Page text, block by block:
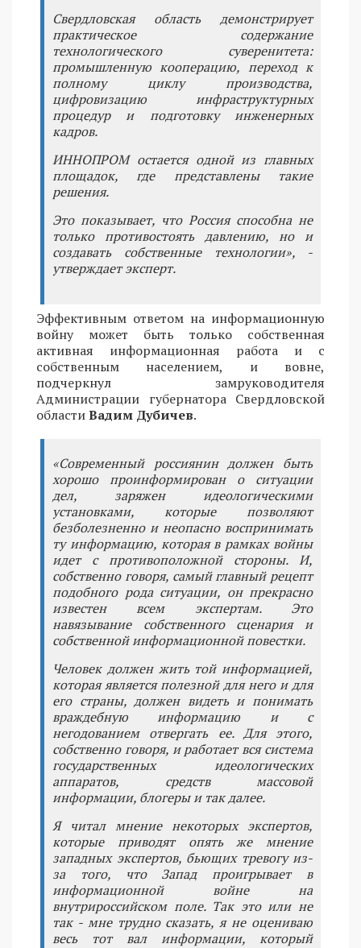
Свердловская область демонстрирует
практическое содержание
технологического суверенитета:
промышленную кооперацию, переход к
полному циклу производства,
цифровизацию инфраструктурных
процедур и подготовку инженерных
кадров.
ИННОПРОМ остается одной из главных
площадок, где представлены такие
решения.
Это показывает, что Россия способна не
только противостоять давлению, но и
создавать собственные технологии», -
утверждает эксперт.
Эффективным ответом на информационную
войну может быть только собственная
активная информационная работа и с
собственным населением, и вовне,
подчеркнул замруководителя
Администрации губернатора Свердловской
областиВадим Дубичев.
«Современный россиянин должен быть
хорошо проинформирован о ситуации
дел, заряжен идеологическими
установками, которые позволяют
безболезненно и неопасно воспринимать
ту информацию, которая в рамках войны
идет с противоположной стороны. И,
собственно говоря, самый главный рецепт
подобного рода ситуации, он прекрасно
известен всем экспертам. Это
навязывание собственного сценария и
собственной информационной повестки.
Человек должен жить той информацией,
которая является полезной для него и для
его страны, должен видеть и понимать
враждебную информацию и с
негодованием отвергать ее. Для этого,
собственно говоря, и работает вся система
государственных идеологических
аппаратов, средств массовой
информации, блогеры и так далее.
Я читал мнение некоторых экспертов,
которые приводят опять же мнение
западных экспертов, бьющих тревогу из-
за того, что Запад проигрывает в
информационной войне на
внутрироссийском поле. Так это или не
так - мне трудно сказать, я не оцениваю
весь тот вал информации, который